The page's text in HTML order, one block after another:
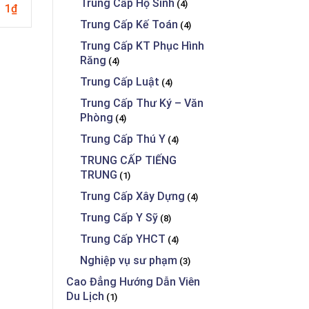
1₫
8
Trung Cấp Hộ Sinh (4)
Trung Cấp Kế Toán (4)
Trung Cấp KT Phục Hình
Răng (4)
Trung Cấp Luật (4)
Trung Cấp Thư Ký – Văn
Phòng (4)
Trung Cấp Thú Y (4)
TRUNG CẤP TIẾNG
TRUNG (1)
Trung Cấp Xây Dựng (4)
Trung Cấp Y Sỹ (8)
Trung Cấp YHCT (4)
Nghiệp vụ sư phạm (3)
Cao Đẳng Hướng Dẫn Viên
Du Lịch (1)